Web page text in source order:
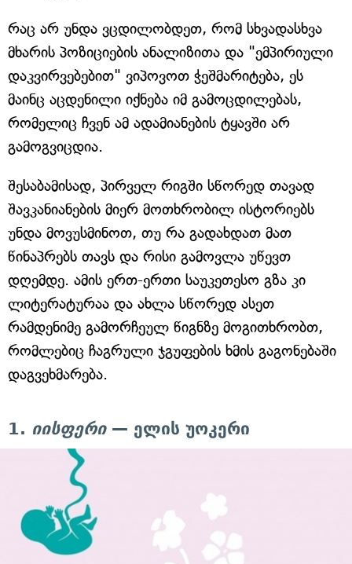
რაც არ უნდა ვცდილობდეთ, რომ სხვადასხვა
მხარის პოზიციების ანალიზითა და "ემპირიული
დაკვირვებებით" ვიპოვოთ ჭეშმარიტება, ეს
მაინც აცდენილი იქნება იმ გამოცდილებას,
რომელიც ჩვენ ამ ადამიანების ტყავში არ
გამოგვიცდია.
შესაბამისად, პირველ რიგში სწორედ თავად
შავკანიანების მიერ მოთხრობილ ისტორიებს
უნდა მოვუსმინოთ, თუ რა გადახდათ მათ
წინაპრებს თავს და რისი გამოვლა უწევთ
დღემდე. ამის ერთ-ერთი საუკეთესო გზა კი
ლიტერატურაა და ახლა სწორედ ასეთ
რამდენიმე გამორჩეულ წიგნზე მოგითხრობთ,
რომლებიც ჩაგრული ჯგუფების ხმის გაგონებაში
დაგვეხმარება.
1. იისფერი— ელის უოკერი